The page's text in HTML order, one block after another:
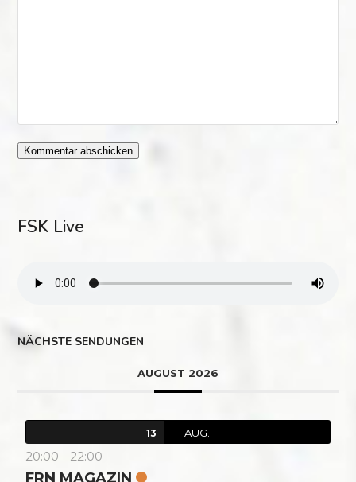
FSK Live
NÄCHSTE SENDUNGEN
AUGUST 2026
13 AUG.
20:00 - 22:00
FRN MAGAZIN